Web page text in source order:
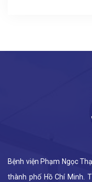
Bệnh viện Phạm Ngọc
thành phố Hồ Chí Minh.